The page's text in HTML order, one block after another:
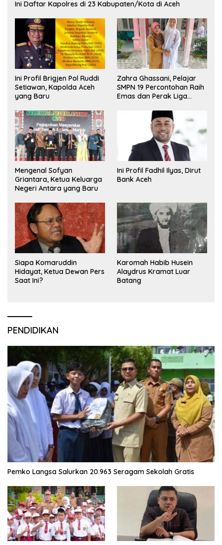
Ini Daftar Kapolres di 23 Kabupaten/Kota di Aceh
Ini Profil Brigjen Pol Ruddi
Setiawan, Kapolda Aceh
yang Baru
Zahra Ghassani, Pelajar
SMPN 19 Percontohan Raih
Emas dan Perak Liga
Mengenal Sofyan
Griantara, Ketua Keluarga
Negeri Antara yang Baru
Ini Profil Fadhil Ilyas, Dirut
Bank Aceh
Siapa Komaruddin
Hidayat, Ketua Dewan Pers
Saat Ini?
Karomah Habib Husein
Alaydrus Kramat Luar
Batang
PENDIDIKAN
Pemko Langsa Salurkan 20.963 Seragam Sekolah Gratis